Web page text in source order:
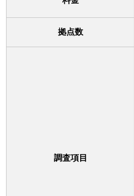
拠点数
調査項目